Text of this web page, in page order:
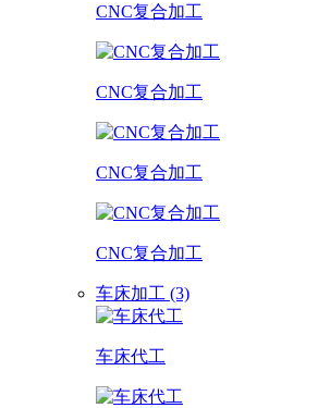
CNC复合加工
CNC复合加工
CNC复合加工
CNC复合加工
车床加工 (3)
车床代工